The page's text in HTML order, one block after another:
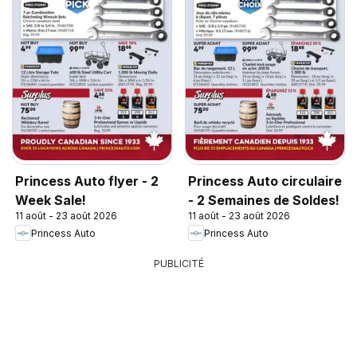
Princess Auto flyer - 2
Week Sale!
11 août - 23 août 2026
Princess Auto
Princess Auto circulaire
- 2 Semaines de Soldes!
11 août - 23 août 2026
Princess Auto
PUBLICITÉ